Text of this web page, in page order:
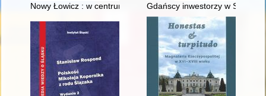
Nowy Łowicz : w centrum poligonu drawskiego od
Gdańscy inwestorzy w